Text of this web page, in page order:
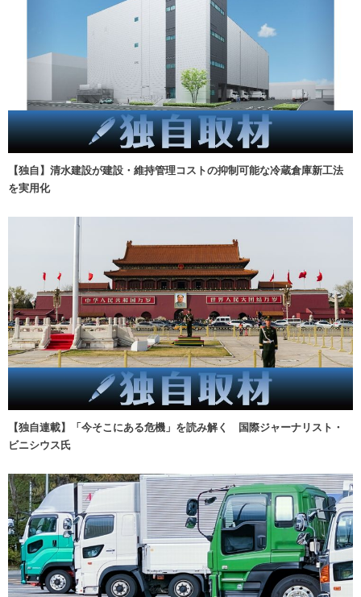
【独自】清水建設が建設・維持管理コストの抑制可能な冷蔵倉庫新工法
を実用化
【独自連載】「今そこにある危機」を読み解く 国際ジャーナリスト・
ビニシウス氏